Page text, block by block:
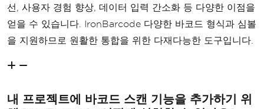
선, 사용자 경험 향상, 데이터 입력 간소화 등 다양한 이점을
얻을 수 있습니다. IronBarcode 다양한 바코드 형식과 심볼
을 지원하므로 원활한 통합을 위한 다재다능한 도구입니다.
내 프로젝트에 바코드 스캔 기능을 추가하기 위